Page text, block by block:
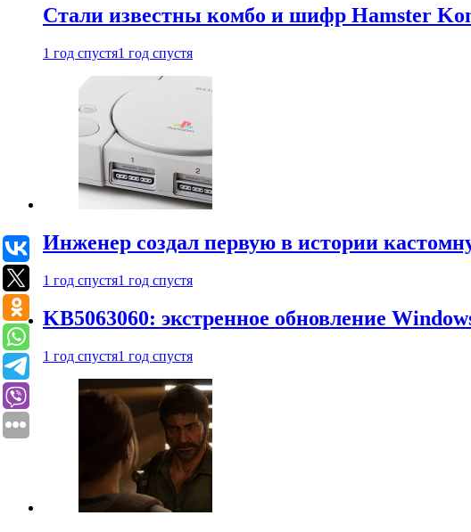
Стали известны комбо и шифр Hamster
1 год спустя1 год спустя
Инженер создал первую в истории
1 год спустя1 год спустя
KB5063060: экстренное обновление
1 год спустя1 год спустя